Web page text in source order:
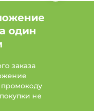
один
заказа
не